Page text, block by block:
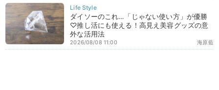
ダイソーのこれ…「じゃない使い方」が優勝
♡推し活にも使える！高見え美容グッズの意
外な活用法
海原藍
2026/08/08 11:00